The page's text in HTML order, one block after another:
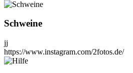
Schweine
jj
https://www.instagram.com/2fotos.de/